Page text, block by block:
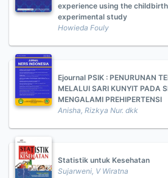
experience using the
experimental study
Howieda Fouly
Ejournal PSIK : PENURUNAN
MELALUI SARI KUNYIT PADA
MENGALAMI PREHIPERTENSI
Anisha, Rizkya Nur. dkk
Statistik untuk Kesehatan
Sujarweni, V Wiratna